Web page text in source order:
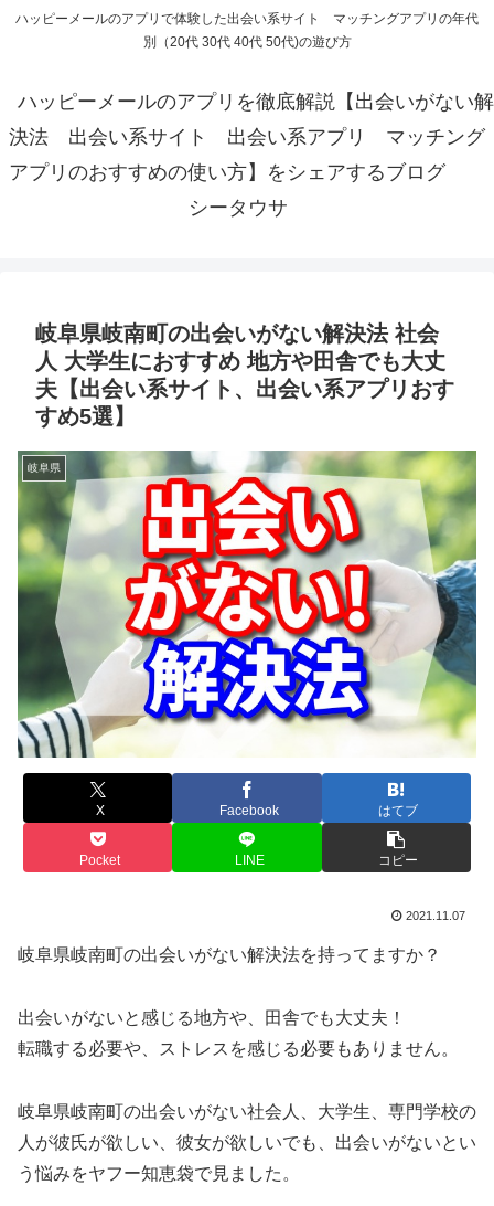
ハッピーメールのアプリで体験した出会い系サイト マッチングアプリの年代
別（20代 30代 40代 50代)の遊び方
ハッピーメールのアプリを徹底解説【出会いがない解
決法 出会い系サイト 出会い系アプリ マッチング
アプリのおすすめの使い方】をシェアするブログ
シータウサ
岐阜県岐南町の出会いがない解決法 社会
人 大学生におすすめ 地方や田舎でも大丈
夫【出会い系サイト、出会い系アプリおす
すめ5選】
岐阜県
X Facebook はてブ
Pocket LINE コピー
2021.11.07
岐阜県岐南町の出会いがない解決法を持ってますか？
出会いがないと感じる地方や、田舎でも大丈夫！
転職する必要や、ストレスを感じる必要もありません。
岐阜県岐南町の出会いがない社会人、大学生、専門学校の
人が彼氏が欲しい、彼女が欲しいでも、出会いがないとい
う悩みをヤフー知恵袋で見ました。